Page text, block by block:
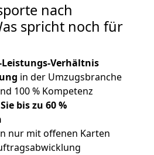
nach
spricht noch für
Leistungs-Verhältnis
in der Umzugsbranche
100 % Kompetenz
bis zu 60 %
nur mit offenen Karten